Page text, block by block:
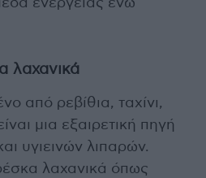
ενέργειας ενώ
λαχανικά
από ρεβίθια, ταχίνι,
μια εξαιρετική πηγή
υγιεινών λιπαρών.
λαχανικά όπως